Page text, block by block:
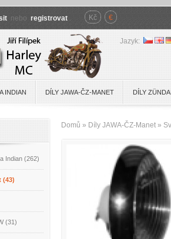
nebo registrovat . Kč €
Jazyk:
INDIAN DÍLY JAWA-ČZ-MANET DÍLY
Indian (262)
(43)
(31)
Domů » Díly JAWA-ČZ-Manet »